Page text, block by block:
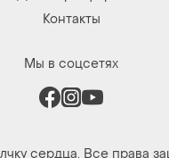
© 2026Shafa.ua